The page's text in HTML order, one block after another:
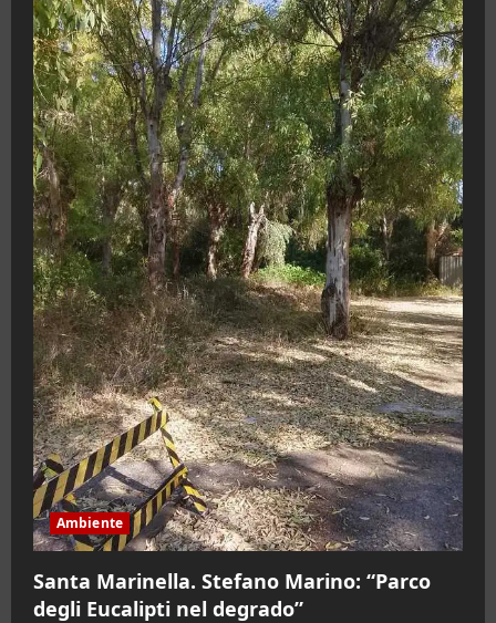
Ambiente
Santa Marinella. Stefano Marino: “Parco
degli Eucalipti nel degrado”